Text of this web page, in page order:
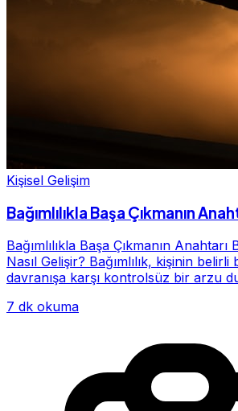
Kişisel Gelişim
Bağımlılıkla Başa Çıkmanın
Bağımlılıkla Başa Çıkmanın Anahtarı
Nasıl Gelişir? Bağımlılık, kişinin
davranışa karşı kontrolsüz bir arzu
7 dk okuma